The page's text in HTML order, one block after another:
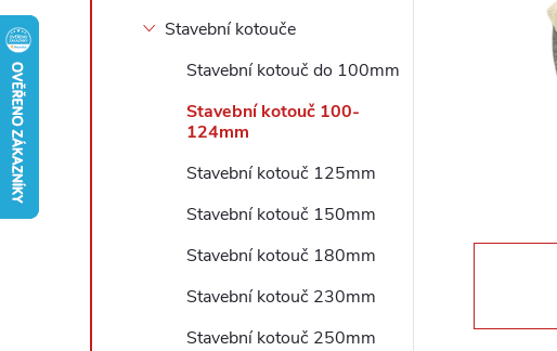
Stavební kotouče
Stavební kotouč do 100mm
Stavební kotouč 100-
124mm
Stavební kotouč 125mm
Stavební kotouč 150mm
Stavební kotouč 180mm
Stavební kotouč 230mm
Stavební kotouč 250mm